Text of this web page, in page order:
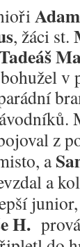
, žáci st.
v
z
a
a
H.